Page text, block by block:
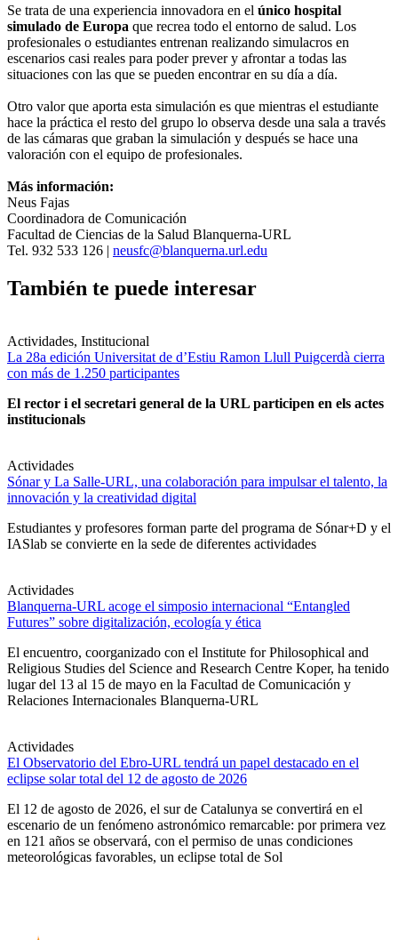
Se trata de una experiencia innovadora en el único hospital
simulado de Europa que recrea todo el entorno de salud. Los
profesionales o estudiantes entrenan realizando simulacros en
escenarios casi reales para poder prever y afrontar a todas las
situaciones con las que se pueden encontrar en su día a día.
Otro valor que aporta esta simulación es que mientras el estudiante
hace la práctica el resto del grupo lo observa desde una sala a través
de las cámaras que graban la simulación y después se hace una
valoración con el equipo de profesionales.
Más información:
Neus Fajas
Coordinadora de Comunicación
Facultad de Ciencias de la Salud Blanquerna-URL
Tel. 932 533 126 | neusfc@blanquerna.url.edu
También te puede interesar
Actividades, Institucional
La 28a edición Universitat de d’Estiu Ramon Llull Puigcerdà cierra
con más de 1.250 participantes
El rector i el secretari general de la URL participen en els actes
institucionals
Actividades
Sónar y La Salle-URL, una colaboración para impulsar el talento, la
innovación y la creatividad digital
Estudiantes y profesores forman parte del programa de Sónar+D y el
IASlab se convierte en la sede de diferentes actividades
Actividades
Blanquerna-URL acoge el simposio internacional “Entangled
Futures” sobre digitalización, ecología y ética
El encuentro, coorganizado con el Institute for Philosophical and
Religious Studies del Science and Research Centre Koper, ha tenido
lugar del 13 al 15 de mayo en la Facultad de Comunicación y
Relaciones Internacionales Blanquerna-URL
Actividades
El Observatorio del Ebro-URL tendrá un papel destacado en el
eclipse solar total del 12 de agosto de 2026
El 12 de agosto de 2026, el sur de Catalunya se convertirá en el
escenario de un fenómeno astronómico remarcable: por primera vez
en 121 años se observará, con el permiso de unas condiciones
meteorológicas favorables, un eclipse total de Sol